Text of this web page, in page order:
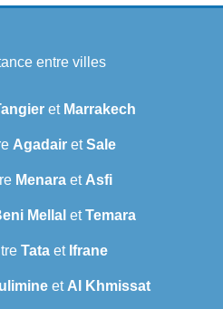
entre villes
et Marrakech
AgadairetSale
Menara et Asfi
Mellal etTemara
Tataet Ifrane
et Al Khmissat